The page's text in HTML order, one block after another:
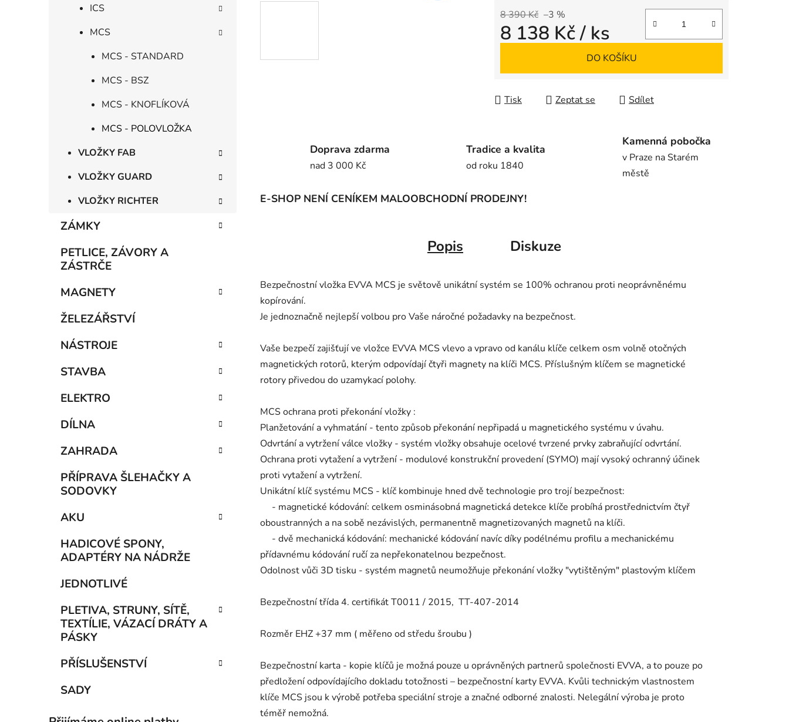
ICS
MCS
MCS - STANDARD
MCS - BSZ
MCS - KNOFLÍKOVÁ
MCS - POLOVLOŽKA
VLOŽKY FAB
VLOŽKY GUARD
VLOŽKY RICHTER
ZÁMKY
PETLICE, ZÁVORY A
ZÁSTRČE
MAGNETY
ŽELEZÁŘSTVÍ
NÁSTROJE
STAVBA
ELEKTRO
DÍLNA
ZAHRADA
PŘÍPRAVA ŠLEHAČKY A
SODOVKY
AKU
HADICOVÉ SPONY,
ADAPTÉRY NA NÁDRŽE
JEDNOTLIVÉ
PLETIVA, STRUNY, SÍTĚ,
TEXTÍLIE, VÁZACÍ DRÁTY A
PÁSKY
PŘÍSLUŠENSTVÍ
SADY
8 390 Kč –3 %
8 138 Kč/ ks
DO KOŠÍKU
Tisk Zeptat se Sdílet
Doprava zdarma
nad 3 000 Kč
Tradice a kvalita
od roku 1840
Kamenná pobočka
v Praze na Starém
městě
E-SHOP NENÍ CENÍKEM MALOOBCHODNÍ PRODEJNY!
Popis Diskuze
Bezpečnostní vložka EVVA MCS je světově unikátní systém se 100% ochranou proti neoprávněnému
kopírování.
Je jednoznačně nejlepší volbou pro Vaše náročné požadavky na bezpečnost.
Vaše bezpečí zajišťují ve vložce EVVA MCS vlevo a vpravo od kanálu klíče celkem osm volně otočných
magnetických rotorů, kterým odpovídají čtyři magnety na klíči MCS. Příslušným klíčem se magnetické
rotory přivedou do uzamykací polohy.
MCS ochrana proti překonání vložky :
Planžetování a vyhmatání - tento způsob překonání nepřipadá u magnetického systému v úvahu.
Odvrtání a vytržení válce vložky - systém vložky obsahuje ocelové tvrzené prvky zabraňující odvrtání.
Ochrana proti vytažení a vytržení - modulové konstrukční provedení (SYMO) mají vysoký ochranný účinek
proti vytažení a vytržení.
Unikátní klíč systému MCS - klíč kombinuje hned dvě technologie pro trojí bezpečnost:
- magnetické kódování: celkem osminásobná magnetická detekce klíče probíhá prostřednictvím čtyř
oboustranných a na sobě nezávislých, permanentně magnetizovaných magnetů na klíči.
- dvě mechanická kódování: mechanické kódování navíc díky podélnému profilu a mechanickému
přídavnému kódování ručí za nepřekonatelnou bezpečnost.
Odolnost vůči 3D tisku - systém magnetů neumožňuje překonání vložky "vytištěným" plastovým klíčem
Bezpečnostní třída 4. certifikát T0011 / 2015, TT-407-2014
Rozměr EHZ +37 mm ( měřeno od středu šroubu )
Bezpečnostní karta - kopie klíčů je možná pouze u oprávněných partnerů společnosti EVVA, a to pouze po
předložení odpovídajícího dokladu totožnosti – bezpečnostní karty EVVA. Kvůli technickým vlastnostem
klíče MCS jsou k výrobě potřeba speciální stroje a značné odborné znalosti. Nelegální výroba je proto
téměř nemožná.